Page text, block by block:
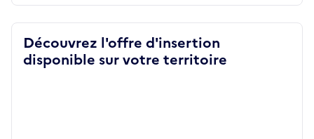
Découvrez l'offre d'insertion
disponible sur votre territoire